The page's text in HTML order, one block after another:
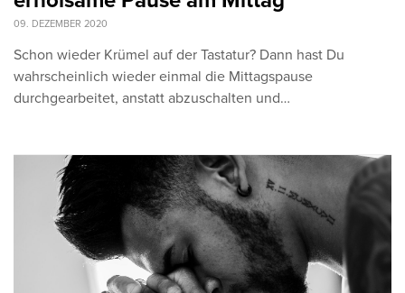
09. DEZEMBER 2020
Schon wieder Krümel auf der Tastatur? Dann hast Du
wahrscheinlich wieder einmal die Mittagspause
durchgearbeitet, anstatt abzuschalten und…